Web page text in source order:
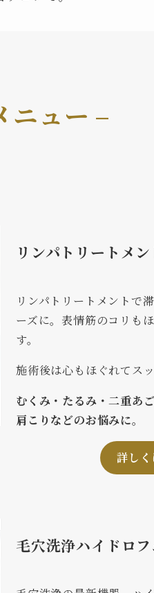
ニュー –
リンパトリートメン
リンパトリートメントで
ーズに。表情筋のコリも
す。
施術後は心もほぐれてスッ
むくみ・たるみ・二重あ
肩こりなどのお悩みに。
詳し
毛穴洗浄ハイドロ